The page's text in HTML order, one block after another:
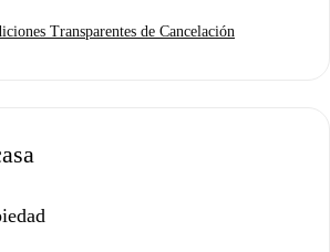
Transparentes de Cancelación